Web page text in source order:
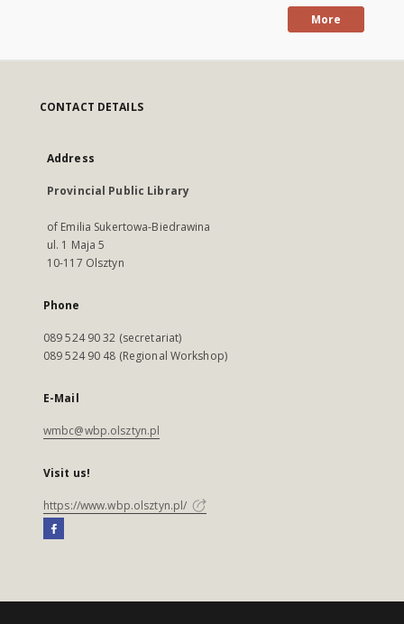
More
CONTACT DETAILS
Address
Provincial Public Library
of Emilia Sukertowa-Biedrawina
ul. 1 Maja 5
10-117 Olsztyn
Phone
089 524 90 32 (secretariat)
089 524 90 48 (Regional Workshop)
E-Mail
wmbc@wbp.olsztyn.pl
Visit us!
https://www.wbp.olsztyn.pl/